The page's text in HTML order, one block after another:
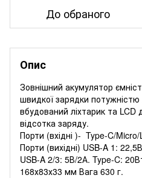
До обраного
Опис
Зовнішний акумулятор
швидкої зарядки
вбудований ліхтарик та LCD
відсотка заряду.
Порти (вхідні )- Type-C/
Порти (вихідні) USB-A 1:
USB-A 2/3: 5В/2А. Type-C:
168х83х33 мм Вага 630 г.